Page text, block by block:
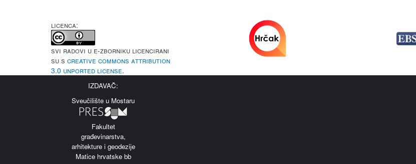
LICENCA:
Svi radovi u e-Zborniku licencirani
su s Creative Commons Attribution
3.0 Unported License.
IZDAVAČ:
Sveučilište u Mostaru
Fakultet
građevinarstva,
arhitekture i geodezije
Matice hrvatske bb